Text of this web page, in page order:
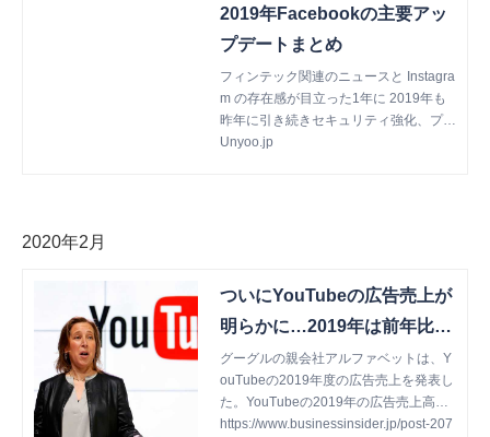
うな状況下で、GoogleはGoogleプロパ
ティならびに機械学習を活用したスマー
ト自動入札関連のアップデートを頻繁に
行った印象を受けます。加えて、コマー
スプラットフォームとして台頭するAm
azonやInstagramを意識したショッピン
グ関連のアップデートも数多くあり、2
のこと、それ以外についても触れており
ますので、2019年の復習ならびに2020
目次 ・検索 ・スマート自動入札 ・You
Tube ・ショッピング ・その他 検索 1月
に米国で開催されたSMX Westにて、Go
ogleはモバイルのYouTube検索結果に
2019年Facebookの主要アッ
プデートまとめ
フィンテック関連のニュースと Instagra
m の存在感が目立った1年に 2019年も
昨年に引き続きセキュリティ強化、プラ
イバシー保護に迫られた Facebook です
また、6月に発表した仮想通貨「Libra
（リブラ）」や、「Facebook Pay」を
引っさげてのペイメント業界への参入も
紙面を大いに賑わせました。 Facebook
Pay は Facebook、Messenger での各
種支払い、Marketplace での購入、アプ
リ内課金、ユーザー間での送金などに利
Unyoo.jp
2020年2月
ついにYouTubeの広告売上が
明らかに…2019年は前年比3
6%増の150億ドル
グーグルの親会社アルファベットは、Y
ouTubeの2019年度の広告売上を発表し
た。YouTubeの2019年の広告売上高は3
6%増の150億ドル...
https://www.businessinsider.jp/post-207